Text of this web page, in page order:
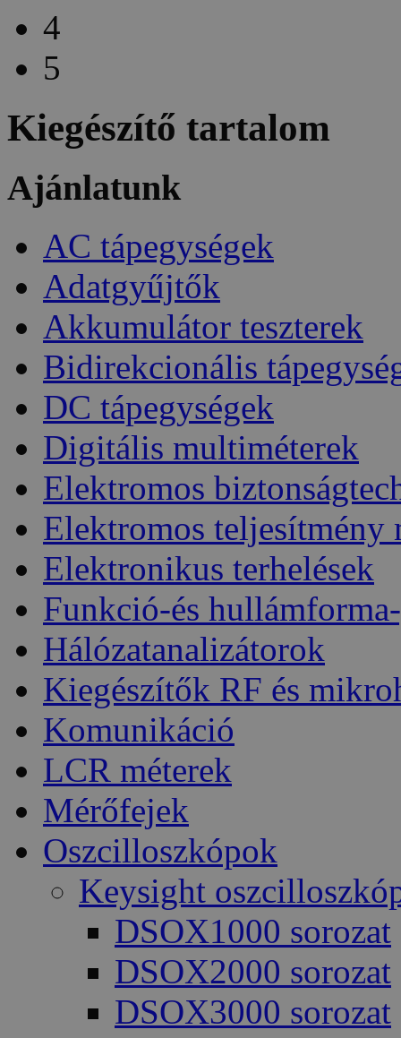
4
5
Kiegészítő tartalom
Ajánlatunk
AC tápegységek
Adatgyűjtők
Akkumulátor teszterek
Bidirekcionális
DC tápegységek
Digitális multiméterek
Elektromos
Elektromos teljesítmény
Elektronikus terhelések
Funkció-és
Hálózatanalizátorok
Kiegészítők RF és
Komunikáció
LCR méterek
Mérőfejek
Oszcilloszkópok
Keysight
DSOX1000 sorozat
DSOX2000 sorozat
DSOX3000 sorozat